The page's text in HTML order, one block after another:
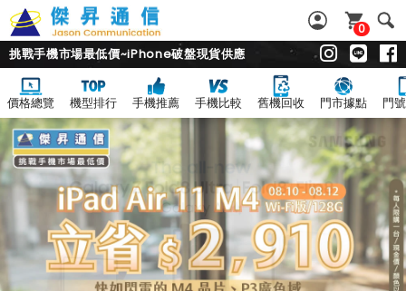
0
挑戰手機市場最低價~iPhone破盤現貨供應
價格總覽 機型排行 手機推薦 手機比較 舊機回收 門市據點 門